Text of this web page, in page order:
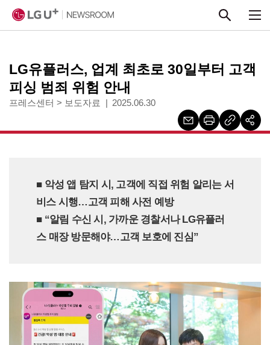
LG유플러스, 업계 최초로 30일부터 고객
피싱 범죄 위험 안내
프레스센터 > 보도자료 2025.06.30
■ 악성 앱 탐지 시, 고객에 직접 위험 알리는 서
비스 시행…고객 피해 사전 예방
■ “알림 수신 시, 가까운 경찰서나 LG유플러
스 매장 방문해야…고객 보호에 진심”